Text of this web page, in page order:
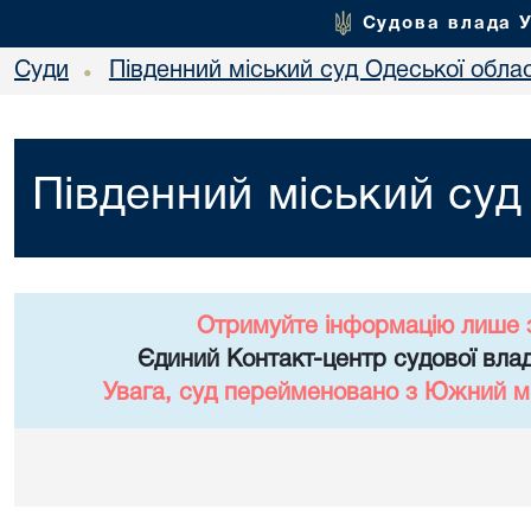
Судова влада
Суди • Південний міський суд Одеської
Південний міський
Отримуйте інформацію лише
Єдиний Контакт-центр судової
Увага, суд перейменовано з Южний